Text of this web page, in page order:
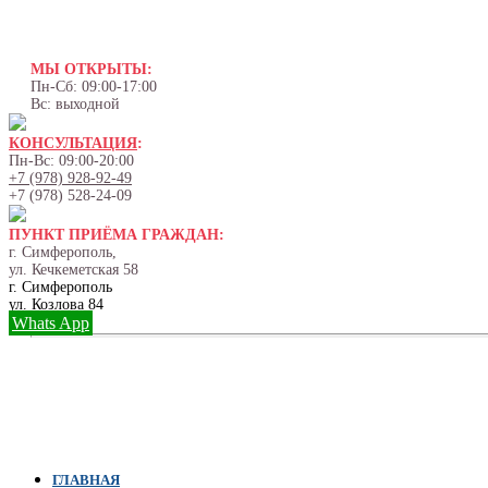
МЫ ОТКРЫТЫ:
Пн-Сб: 09:00-17:00
Вс: выходной
КОНСУЛЬТАЦИЯ:
Пн-Вс: 09:00-20:00
+7 (978) 928-92-49
+7 (978) 528-24-09
ПУНКТ ПРИЁМА ГРАЖДАН:
г. Симферополь,
ул. Кечкеметская 58
г. Симферополь
ул. Козлова 84
Whats App
ГЛАВНАЯ